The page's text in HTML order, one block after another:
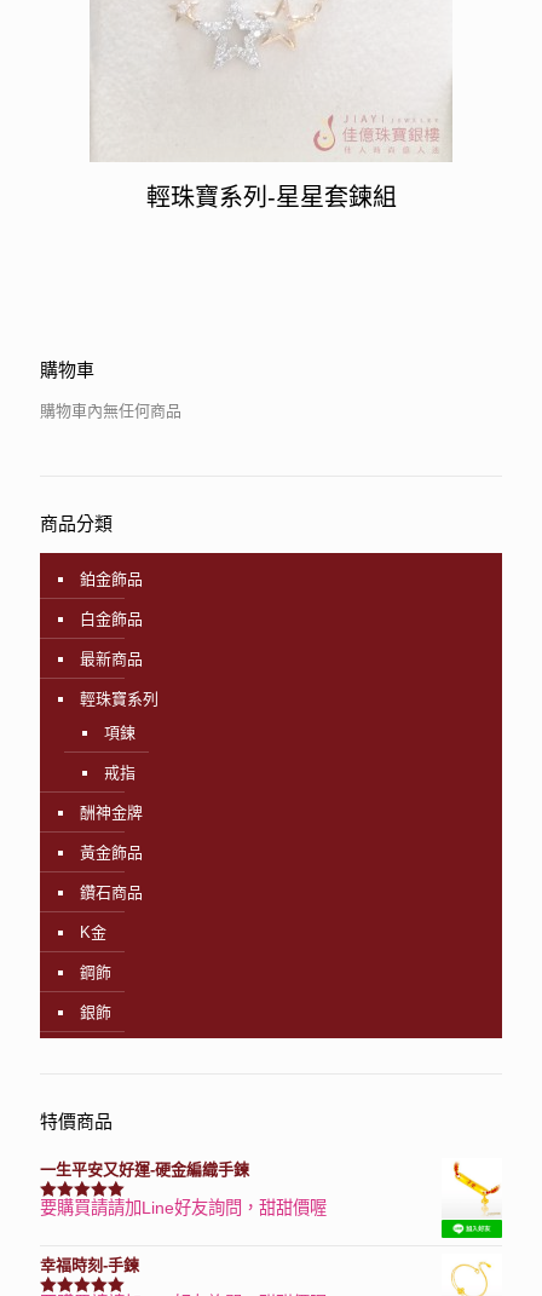
輕珠寶系列-星星套鍊組
購物車
購物車內無任何商品
商品分類
鉑金飾品
白金飾品
最新商品
輕珠寶系列
項鍊
戒指
酬神金牌
黃金飾品
鑽石商品
K金
鋼飾
銀飾
特價商品
一生平安又好運-硬金編織手鍊
評分7740滿分 5
要購買請請加Line好友詢問，甜甜價喔
幸福時刻-手鍊